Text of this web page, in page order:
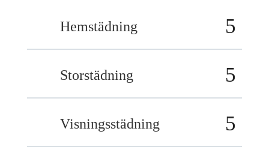
Hemstädning
Storstädning
Visningsstädning